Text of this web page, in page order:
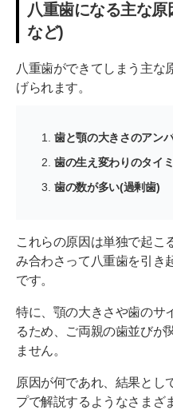
八重歯になる主な
など)
八重歯ができてしまう主な
げられます。
歯と顎の大きさのアン
歯の生え変わりのタイ
歯の数が多い(過剰歯)
これらの原因は単独で起こ
み合わさって八重歯を引き
です。
特に、顎の大きさや歯のサ
るため、ご両親の歯並びが
ません。
原因が何であれ、結果とし
プで解説するようなさまざ